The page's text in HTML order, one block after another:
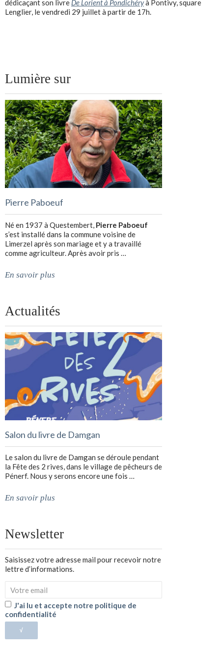
dédicaçant son livre De Lorient à Pondichéryà Pontivy, square
Lenglier, le vendredi 29 juillet à partir de 17h.
Lumière sur
Pierre Paboeuf
Né en 1937 à Questembert, Pierre Paboeuf
s’est installé dans la commune voisine de
Limerzel après son mariage et y a travaillé
comme agriculteur. Après avoir pris …
En savoir plus
Actualités
Salon du livre de Damgan
Le salon du livre de Damgan se déroule pendant
la Fête des 2 rives, dans le village de pêcheurs de
Pénerf. Nous y serons encore une fois …
En savoir plus
Newsletter
Saisissez votre adresse mail pour recevoir notre
lettre d’informations.
J'ai lu et accepte notre politique de
confidentialité
√